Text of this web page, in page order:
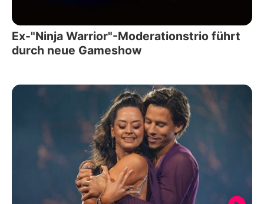
Ex-"Ninja Warrior"-Moderationstrio führt
durch neue Gameshow